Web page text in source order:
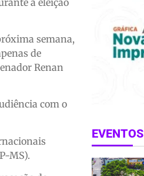
semana,
de
Renan
com o
MS).
EVENTOS